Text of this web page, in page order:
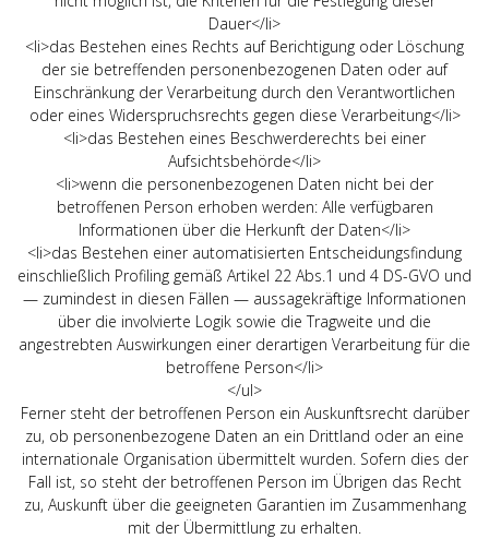
Dauer</li>
<li>das Bestehen eines Rechts auf Berichtigung oder Löschung
der sie betreffenden personenbezogenen Daten oder auf
Einschränkung der Verarbeitung durch den Verantwortlichen
oder eines Widerspruchsrechts gegen diese Verarbeitung</li>
<li>das Bestehen eines Beschwerderechts bei einer
Aufsichtsbehörde</li>
<li>wenn die personenbezogenen Daten nicht bei der
betroffenen Person erhoben werden: Alle verfügbaren
Informationen über die Herkunft der Daten</li>
<li>das Bestehen einer automatisierten Entscheidungsfindung
einschließlich Profiling gemäß Artikel 22 Abs.1 und 4 DS-GVO und
— zumindest in diesen Fällen — aussagekräftige Informationen
über die involvierte Logik sowie die Tragweite und die
angestrebten Auswirkungen einer derartigen Verarbeitung für die
betroffene Person</li>
</ul>
Ferner steht der betroffenen Person ein Auskunftsrecht darüber
zu, ob personenbezogene Daten an ein Drittland oder an eine
internationale Organisation übermittelt wurden. Sofern dies der
Fall ist, so steht der betroffenen Person im Übrigen das Recht
zu, Auskunft über die geeigneten Garantien im Zusammenhang
mit der Übermittlung zu erhalten.